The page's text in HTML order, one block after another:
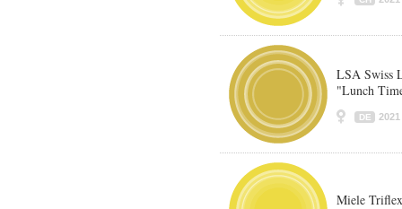
LSA Swiss
"Lunch
DE 2021
Miele Triflex